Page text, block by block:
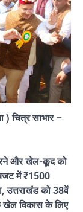
) चित्र साभार –
और खेल-कूद को
में ₹1500
उत्तराखंड को 38वें
खेल विकास के लिए